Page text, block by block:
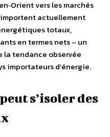
vers les marchés
importent actuellement
totaux,
en termes nets – un
la tendance observée
importateurs d’énergie.
s’isoler des